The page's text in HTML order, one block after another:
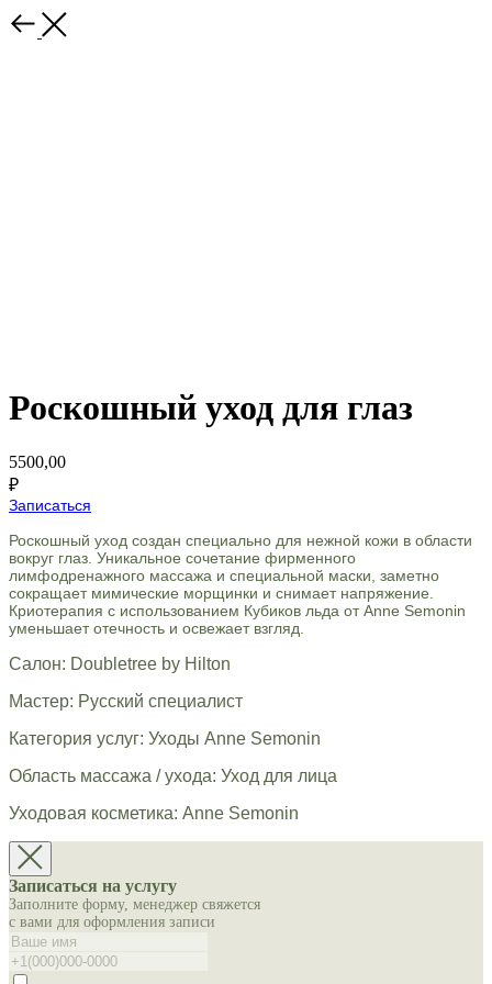
Роскошный уход для глаз
5500,00
₽
Записаться
Роскошный уход создан специально для нежной кожи в области
вокруг глаз. Уникальное сочетание фирменного
лимфодренажного массажа и специальной маски, заметно
сокращает мимические морщинки и снимает напряжение.
Криотерапия с использованием Кубиков льда от Anne Semonin
уменьшает отечность и освежает взгляд.
Салон: Doubletree by Hilton
Мастер: Русский специалист
Категория услуг: Уходы Anne Semonin
Область массажа / ухода: Уход для лица
Уходовая косметика: Anne Semonin
Записаться на услугу
Заполните форму, менеджер свяжется
с вами для оформления записи